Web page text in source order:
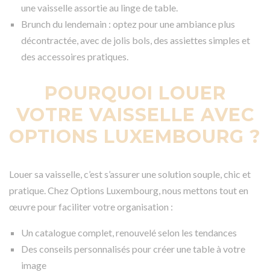
une vaisselle assortie au linge de table.
Brunch du lendemain : optez pour une ambiance plus
décontractée, avec de jolis bols, des assiettes simples et
des accessoires pratiques.
POURQUOI LOUER
VOTRE VAISSELLE AVEC
OPTIONS LUXEMBOURG ?
Louer sa vaisselle, c’est s’assurer une solution souple, chic et
pratique. Chez Options Luxembourg, nous mettons tout en
œuvre pour faciliter votre organisation :
Un catalogue complet, renouvelé selon les tendances
Des conseils personnalisés pour créer une table à votre
image